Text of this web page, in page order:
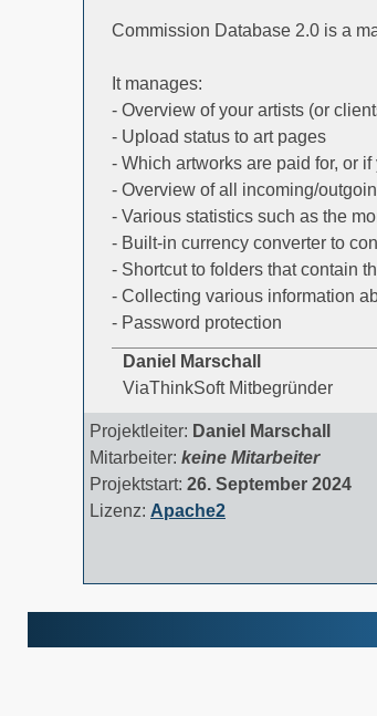
Commission Database 2.0 is a
It manages:
- Overview of your artists (or
- Upload status to art pages
- Which artworks are paid for, or
- Overview of all incoming/
- Various statistics such as the
- Built-in currency converter to
- Shortcut to folders that contain
- Collecting various information
- Password protection
Daniel Marschall
ViaThinkSoft Mitbegründer
Projektleiter: Daniel Marschall
Mitarbeiter: keine Mitarbeiter
Projektstart: 26. September 2024
Lizenz: Apache2